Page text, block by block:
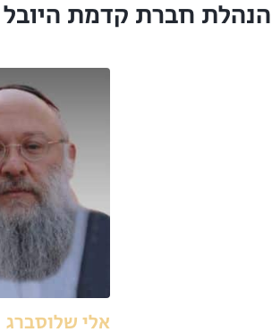
הנהלת חברת קדמת היובל
אלי שלוסברג